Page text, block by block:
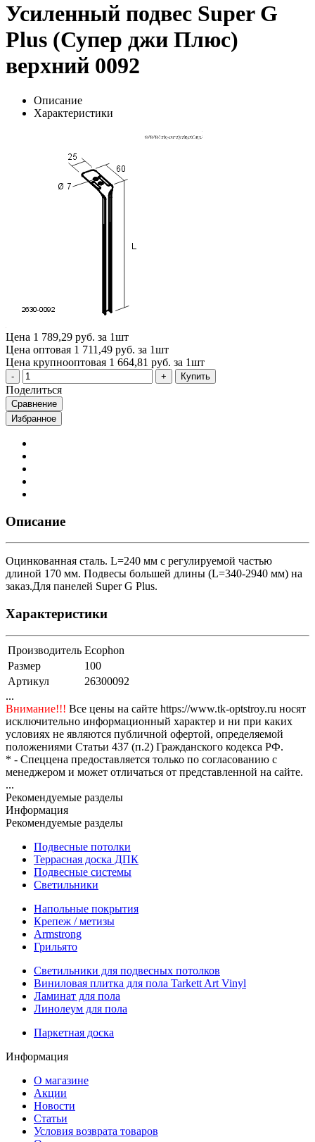
Усиленный подвес Super G
Plus (Супер джи Плюс)
верхний 0092
Описание
Характеристики
Цена 1 789,29 руб. за 1шт
Цена оптовая 1 711,49 руб. за 1шт
Цена крупнооптовая 1 664,81 руб. за 1шт
Купить
Поделиться
Сравнение
Избранное
Описание
Оцинкованная сталь. L=240 мм с регулируемой частью
длиной 170 мм. Подвесы большей длины (L=340-2940 мм) на
заказ.Для панелей Super G Plus.
Характеристики
Производитель Ecophon
Размер
100
Артикул
26300092
...
Внимание!!! Все цены на сайте https://www.tk-optstroy.ru носят
исключительно информационный характер и ни при каких
условиях не являются публичной офертой, определяемой
положениями Статьи 437 (п.2) Гражданского кодекса РФ.
* - Спеццена предоставляется только по согласованию с
менеджером и может отличаться от представленной на сайте.
...
Рекомендуемые разделы
Информация
Рекомендуемые разделы
Подвесные потолки
Террасная доска ДПК
Подвесные системы
Светильники
Напольные покрытия
Крепеж / метизы
Armstrong
Грильято
Светильники для подвесных потолков
Виниловая плитка для пола Tarkett Art Vinyl
Ламинат для пола
Линолеум для пола
Паркетная доска
Информация
О магазине
Акции
Новости
Статьи
Условия возврата товаров